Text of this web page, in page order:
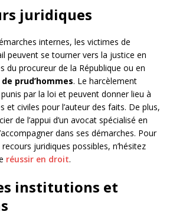
juridiques
internes, les victimes de
peuvent se tourner vers la justice en
du procureur de la République ou en
prud’hommes. Le harcèlement
par la loi et peuvent donner lieu à
et civiles pour l’auteur des faits. De plus,
de l’appui d’un avocat spécialisé en
dans ses démarches. Pour
juridiques possibles, n’hésitez
réussir en droit.
institutions et